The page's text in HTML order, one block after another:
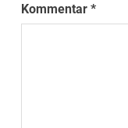
Kommentar*